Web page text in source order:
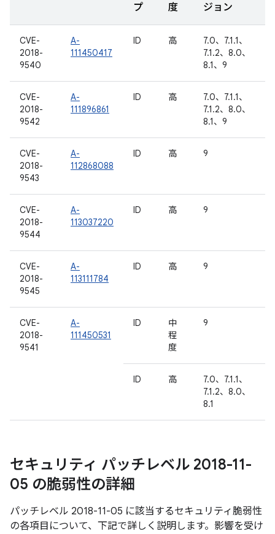
プ
度
ジョン
CVE-
2018-
9540
A-
111450417
ID 高
7.0、7.1.1、
7.1.2、8.0、
8.1、9
CVE-
2018-
9542
A-
111896861
ID 高
7.0、7.1.1、
7.1.2、8.0、
8.1、9
CVE-
2018-
9543
A-
112868088
ID 高 9
CVE-
2018-
9544
A-
113037220
ID 高 9
CVE-
2018-
9545
A-
113111784
ID 高 9
CVE-
2018-
9541
A-
111450531
ID
中
程
度
9
ID 高
7.0、7.1.1、
7.1.2、8.0、
8.1
セキュリティ パッチレベル 2018-11-
05 の脆弱性の詳細
パッチレベル 2018-11-05 に該当するセキュリティ脆弱性
の各項目について、下記で詳しく説明します。影響を受け